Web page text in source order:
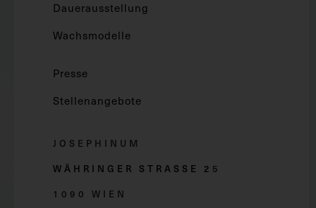
Dauerausstellung
Wachsmodelle
Presse
Stellenangebote
JOSEPHINUM
WÄHRINGER STRASSE 2 5
1090 WIEN